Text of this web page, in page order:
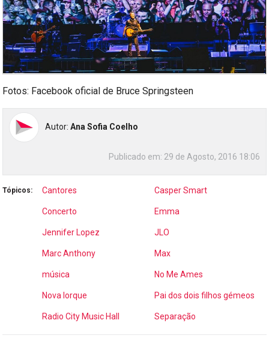
Fotos: Facebook oficial de Bruce Springsteen
Autor:Ana Sofia Coelho
Publicado em: 29 de Agosto, 2016 18:06
Tópicos: Cantores Casper Smart
Concerto Emma
Jennifer Lopez JLO
Marc Anthony Max
música No Me Ames
Nova Iorque Pai dos dois filhos gémeos
Radio City Music Hall Separação